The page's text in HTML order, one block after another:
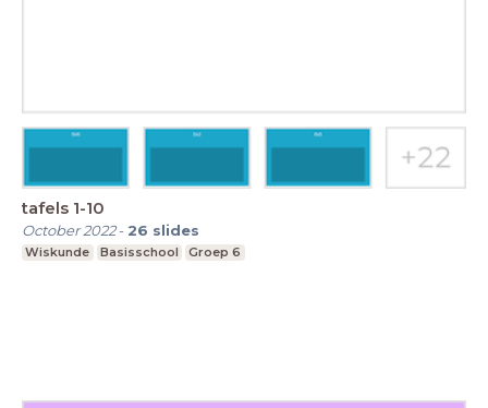
tafels 1-10
October 2022- 26 slides
Wiskunde Basisschool Groep 6